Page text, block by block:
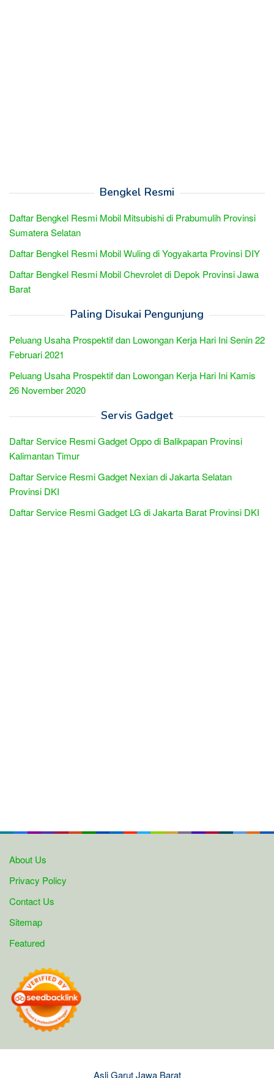
Bengkel Resmi
Daftar Bengkel Resmi Mobil Mitsubishi di Prabumulih Provinsi
Sumatera Selatan
Daftar Bengkel Resmi Mobil Wuling di Yogyakarta Provinsi DIY
Daftar Bengkel Resmi Mobil Chevrolet di Depok Provinsi Jawa
Barat
Paling Disukai Pengunjung
Peluang Usaha Prospektif dan Lowongan Kerja Hari Ini Senin 22
Februari 2021
Peluang Usaha Prospektif dan Lowongan Kerja Hari Ini Kamis
26 November 2020
Servis Gadget
Daftar Service Resmi Gadget Oppo di Balikpapan Provinsi
Kalimantan Timur
Daftar Service Resmi Gadget Nexian di Jakarta Selatan
Provinsi DKI
Daftar Service Resmi Gadget LG di Jakarta Barat Provinsi DKI
About Us
Privacy Policy
Contact Us
Sitemap
Featured
Asli Garut Jawa Barat